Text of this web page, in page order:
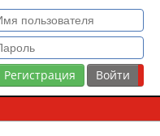
Регистрация